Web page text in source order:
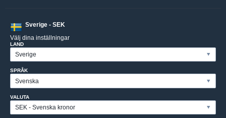
Sverige - SEK
Välj dina inställningar
LAND
SPRÅK
VALUTA